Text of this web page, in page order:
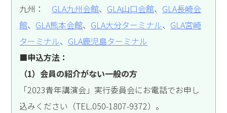
九州： GLA九州会館、 GLA山口会館、 GLA長崎会
館、 GLA熊本会館、 GLA大分ターミナル、 GLA宮崎
ターミナル、 GLA鹿児島ターミナル
■申込方法：
（1）会員の紹介がない一般の方
「2023青年講演会」実行委員会にお電話でお申し
込みください（TEL.050-1807-9372）。